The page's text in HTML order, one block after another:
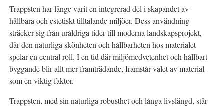
Trappsten har länge varit en integrerad del i skapandet av
hållbara och estetiskt tilltalande miljöer. Dess användning
sträcker sig från uråldriga tider till moderna landskapsprojekt,
där den naturliga skönheten och hållbarheten hos materialet
spelar en central roll. I en tid där miljömedvetenhet och hållbart
byggande blir allt mer framträdande, framstår valet av material
som en viktig faktor.
Trappsten, med sin naturliga robusthet och långa livslängd, står